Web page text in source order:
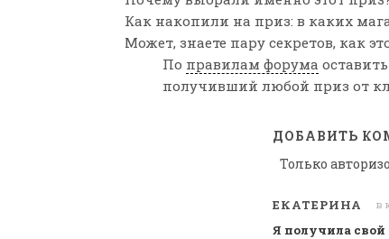
Как накопили на приз: в каких
Может, знаете пару секретов, как
По правилам форума
получивший любой приз от
ДОБАВИТЬ
Только
ЕКАТЕРИНА в
Я получила свой